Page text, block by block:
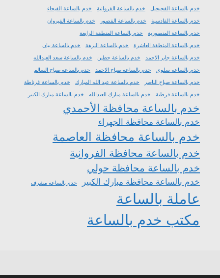
خدم بالساعة الفحيحيل
خدم بالساعة الفروانية
خدم بالساعة الفيحاء
خدم بالساعة القادسية
خدم بالساعة القصور
خدم بالساعة القيروان
خدم بالساعة المنصورية
خدم بالساعة المنطقة الرابعة
خدم بالساعة المنطقة العاشرة
خدم بالساعة النزهة
خدم بالساعة بيان
خدم بالساعة جابر الاحمد
خدم بالساعة حطين
خدم بالساعة سعد العبدالله
خدم بالساعة سلوى
خدم بالساعة صباح الاحمد
خدم بالساعة صباح السالم
خدم بالساعة صباح الناصر
خدم بالساعة عبد الله المبارك
خدم بالساعة غرناطة
خدم بالساعة قرطبة
خدم بالساعة مبارك العبدالله خدم بالساعة مبارك الكبير
خدم بالساعة محافظة الأحمدي
خدم بالساعة محافظة الجهراء
خدم بالساعة محافظة العاصمة
خدم بالساعة محافظة الفروانية
خدم بالساعة محافظة حولي
خدم بالساعة محافظة مبارك الكبير خدم بالساعة مشرف
عاملة بالساعة
مكتب خدم بالساعة